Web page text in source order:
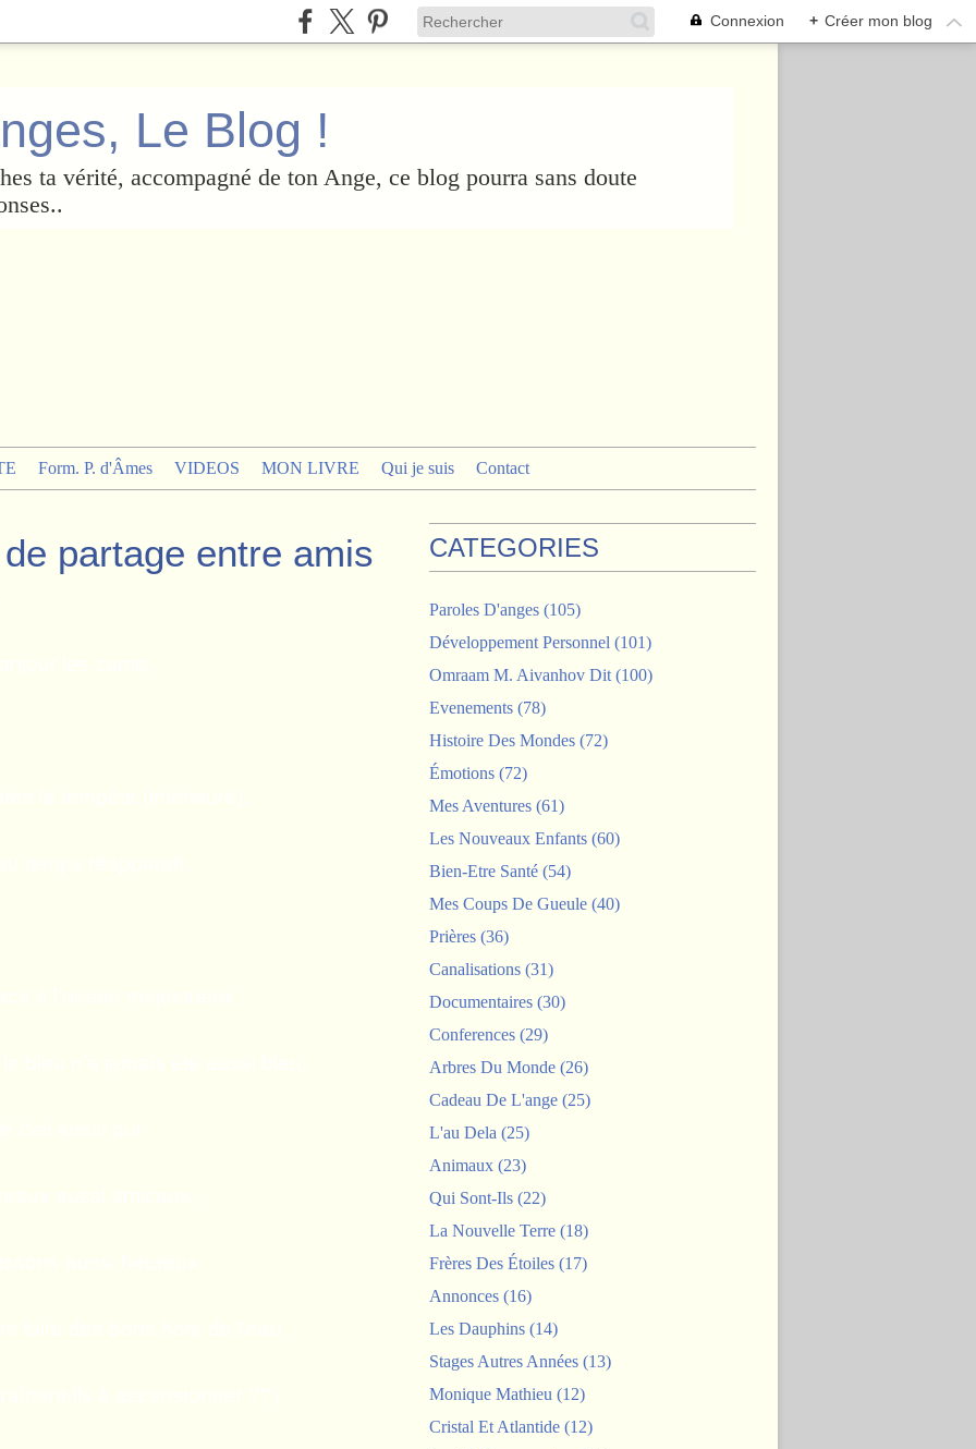
Connexion + Créer mon blog
Le Blog !
ta vérité, accompagné de ton Ange, ce blog pourra sans doute
Form. P. d'Âmes VIDEOS MON LIVRE Qui je suis Contact
partage entre amis CATEGORIES
Paroles D'anges (105)
Développement Personnel (101)
Omraam M. Aivanhov Dit (100)
Evenements (78)
Histoire Des Mondes (72)
Émotions (72)
Mes Aventures (61)
Les Nouveaux Enfants (60)
Bien-Etre Santé (54)
Mes Coups De Gueule (40)
Prières (36)
Canalisations (31)
Documentaires (30)
Conferences (29)
Arbres Du Monde (26)
Cadeau De L'ange (25)
L'au Dela (25)
Animaux (23)
Qui Sont-Ils (22)
La Nouvelle Terre (18)
Frères Des Étoiles (17)
Annonces (16)
Les Dauphins (14)
Stages Autres Années (13)
Monique Mathieu (12)
Cristal Et Atlantide (12)